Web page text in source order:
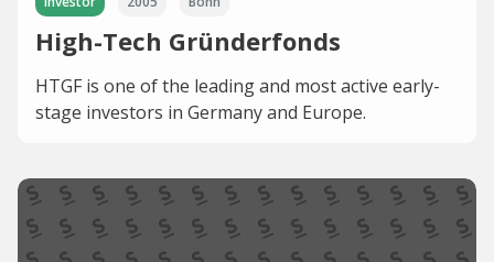
High-Tech Gründerfonds
HTGF is one of the leading and most active early-
stage investors in Germany and Europe.